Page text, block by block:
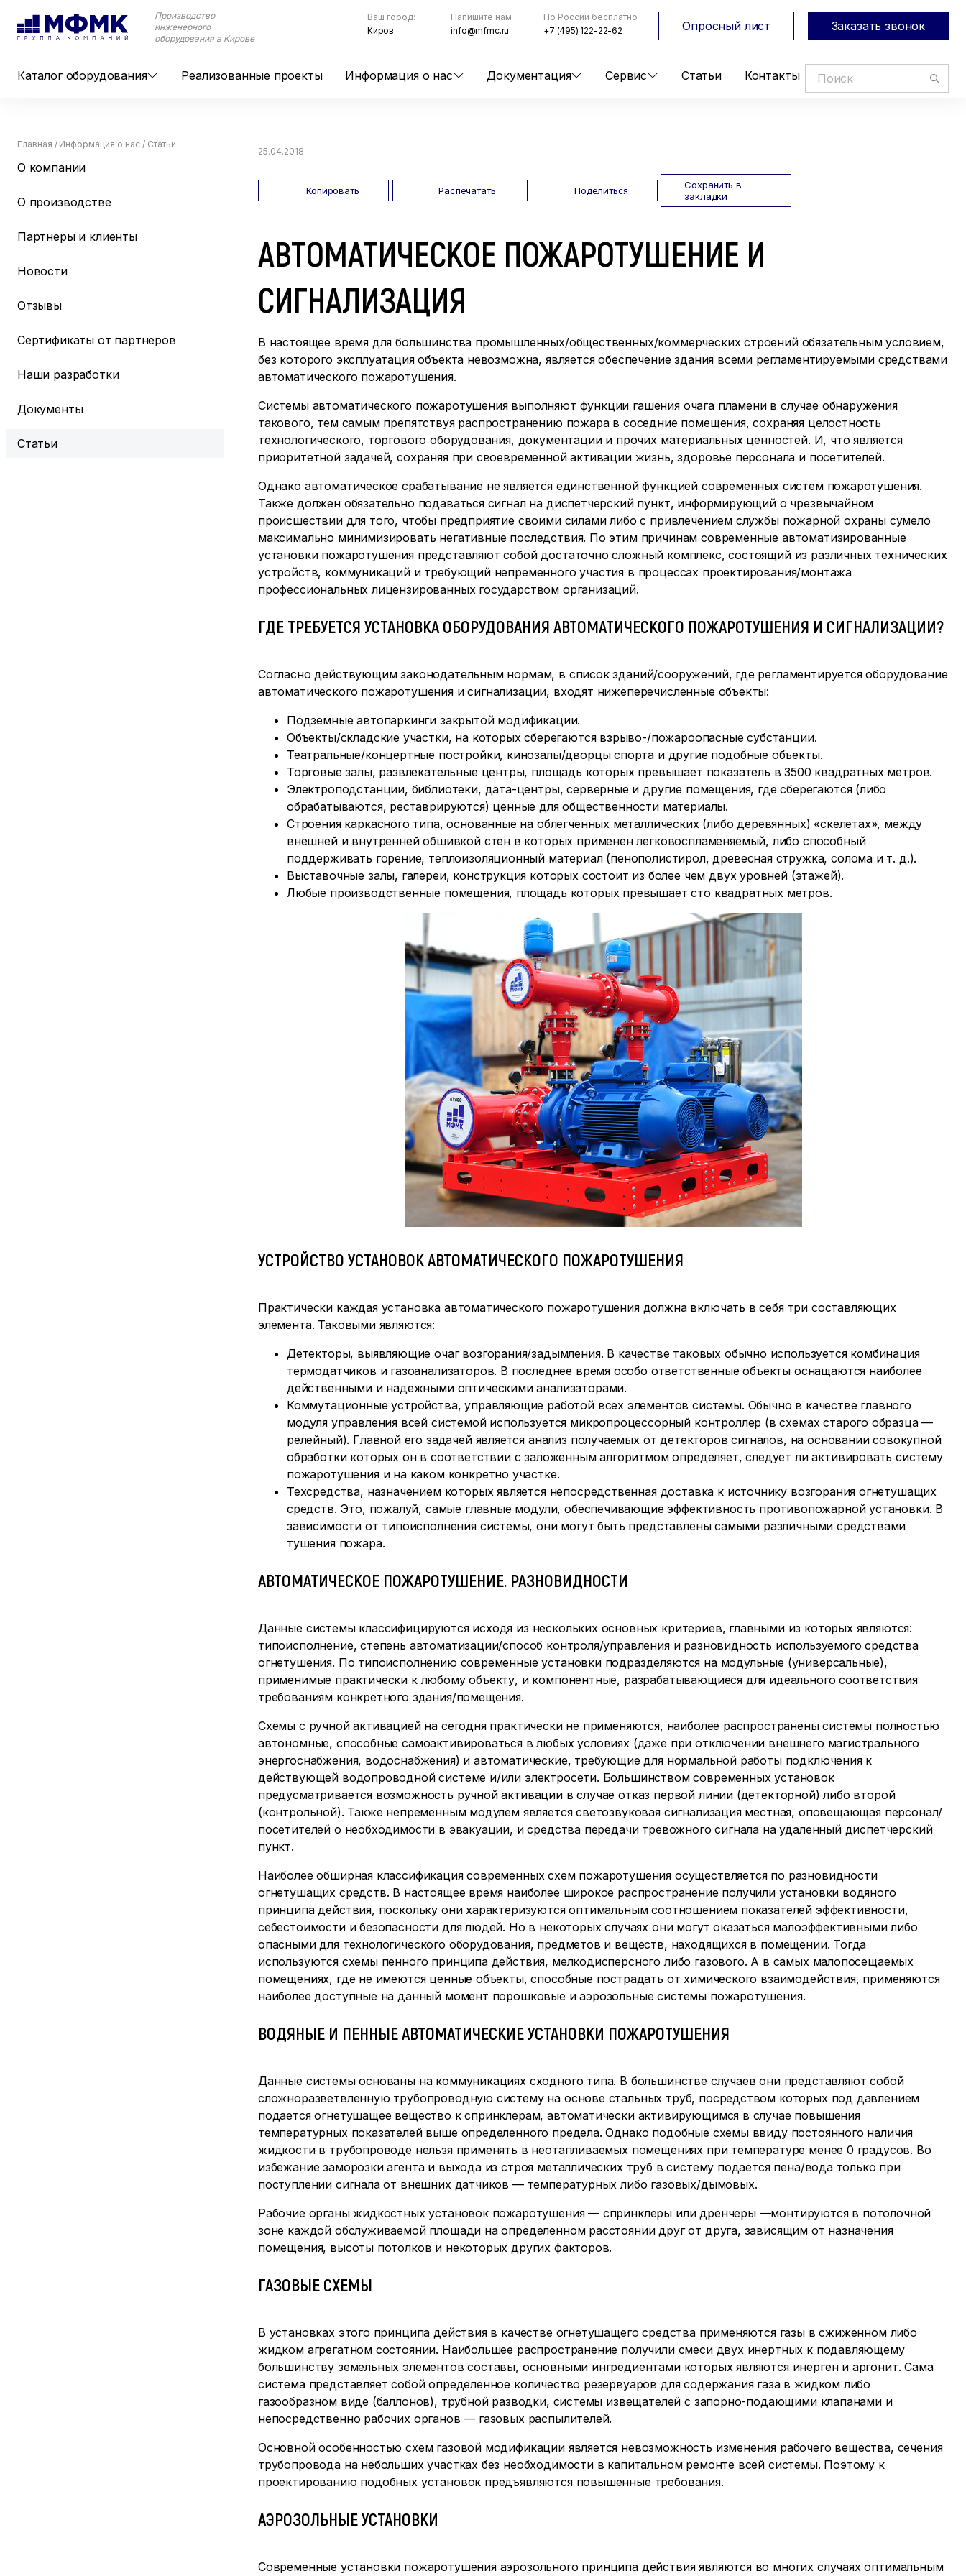
Производство
инженерного
оборудования в Кирове
Каталог оборудования Реализованные проекты Информация о нас Документация Сервис Статьи Контакты
Ваш город:
Киров
Напишите нам
info@mfmc.ru
По России бесплатно
+7 (495) 122-22-62
Опросный лист Заказать звонок
Главная / Информация о нас / Статьи
О компании
О производстве
Партнеры и клиенты
Новости
Отзывы
Сертификаты от партнеров
Наши разработки
Документы
Статьи
25.04.2018
Копировать Распечатать Поделиться
Сохранить в
закладки
АВТОМАТИЧЕСКОЕ ПОЖАРОТУШЕНИЕ И
СИГНАЛИЗАЦИЯ
В настоящее время для большинства промышленных/общественных/коммерческих строений обязательным условием,
без которого эксплуатация объекта невозможна, является обеспечение здания всеми регламентируемыми средствами
автоматического пожаротушения.
Системы автоматического пожаротушения выполняют функции гашения очага пламени в случае обнаружения
такового, тем самым препятствуя распространению пожара в соседние помещения, сохраняя целостность
технологического, торгового оборудования, документации и прочих материальных ценностей. И, что является
приоритетной задачей, сохраняя при своевременной активации жизнь, здоровье персонала и посетителей.
Однако автоматическое срабатывание не является единственной функцией современных систем пожаротушения.
Также должен обязательно подаваться сигнал на диспетчерский пункт, информирующий о чрезвычайном
происшествии для того, чтобы предприятие своими силами либо с привлечением службы пожарной охраны сумело
максимально минимизировать негативные последствия. По этим причинам современные автоматизированные
установки пожаротушения представляют собой достаточно сложный комплекс, состоящий из различных технических
устройств, коммуникаций и требующий непременного участия в процессах проектирования/монтажа
профессиональных лицензированных государством организаций.
ГДЕ ТРЕБУЕТСЯ УСТАНОВКА ОБОРУДОВАНИЯ АВТОМАТИЧЕСКОГО ПОЖАРОТУШЕНИЯ И СИГНАЛИЗАЦИИ?
Согласно действующим законодательным нормам, в список зданий/сооружений, где регламентируется оборудование
автоматического пожаротушения и сигнализации, входят нижеперечисленные объекты:
Подземные автопаркинги закрытой модификации.
Объекты/складские участки, на которых сберегаются взрыво-/пожароопасные субстанции.
Театральные/концертные постройки, кинозалы/дворцы спорта и другие подобные объекты.
Торговые залы, развлекательные центры, площадь которых превышает показатель в 3500 квадратных метров.
Электроподстанции, библиотеки, дата-центры, серверные и другие помещения, где сберегаются (либо
обрабатываются, реставрируются) ценные для общественности материалы.
Строения каркасного типа, основанные на облегченных металлических (либо деревянных) «скелетах», между
внешней и внутренней обшивкой стен в которых применен легковоспламеняемый, либо способный
поддерживать горение, теплоизоляционный материал (пенополистирол, древесная стружка, солома и т. д.).
Выставочные залы, галереи, конструкция которых состоит из более чем двух уровней (этажей).
Любые производственные помещения, площадь которых превышает сто квадратных метров.
УСТРОЙСТВО УСТАНОВОК АВТОМАТИЧЕСКОГО ПОЖАРОТУШЕНИЯ
Практически каждая установка автоматического пожаротушения должна включать в себя три составляющих
элемента. Таковыми являются:
Детекторы, выявляющие очаг возгорания/задымления. В качестве таковых обычно используется комбинация
термодатчиков и газоанализаторов. В последнее время особо ответственные объекты оснащаются наиболее
действенными и надежными оптическими анализаторами.
Коммутационные устройства, управляющие работой всех элементов системы. Обычно в качестве главного
модуля управления всей системой используется микропроцессорный контроллер (в схемах старого образца —
релейный). Главной его задачей является анализ получаемых от детекторов сигналов, на основании совокупной
обработки которых он в соответствии с заложенным алгоритмом определяет, следует ли активировать систему
пожаротушения и на каком конкретно участке.
Техсредства, назначением которых является непосредственная доставка к источнику возгорания огнетушащих
средств. Это, пожалуй, самые главные модули, обеспечивающие эффективность противопожарной установки. В
зависимости от типоисполнения системы, они могут быть представлены самыми различными средствами
тушения пожара.
АВТОМАТИЧЕСКОЕ ПОЖАРОТУШЕНИЕ. РАЗНОВИДНОСТИ
Данные системы классифицируются исходя из нескольких основных критериев, главными из которых являются:
типоисполнение, степень автоматизации/способ контроля/управления и разновидность используемого средства
огнетушения. По типоисполнению современные установки подразделяются на модульные (универсальные),
применимые практически к любому объекту, и компонентные, разрабатывающиеся для идеального соответствия
требованиям конкретного здания/помещения.
Схемы с ручной активацией на сегодня практически не применяются, наиболее распространены системы полностью
автономные, способные самоактивироваться в любых условиях (даже при отключении внешнего магистрального
энергоснабжения, водоснабжения) и автоматические, требующие для нормальной работы подключения к
действующей водопроводной системе и/или электросети. Большинством современных установок
предусматривается возможность ручной активации в случае отказ первой линии (детекторной) либо второй
(контрольной). Также непременным модулем является светозвуковая сигнализация местная, оповещающая персонал/
посетителей о необходимости в эвакуации, и средства передачи тревожного сигнала на удаленный диспетчерский
пункт.
Наиболее обширная классификация современных схем пожаротушения осуществляется по разновидности
огнетушащих средств. В настоящее время наиболее широкое распространение получили установки водяного
принципа действия, поскольку они характеризуются оптимальным соотношением показателей эффективности,
себестоимости и безопасности для людей. Но в некоторых случаях они могут оказаться малоэффективными либо
опасными для технологического оборудования, предметов и веществ, находящихся в помещении. Тогда
используются схемы пенного принципа действия, мелкодисперсного либо газового. А в самых малопосещаемых
помещениях, где не имеются ценные объекты, способные пострадать от химического взаимодействия, применяются
наиболее доступные на данный момент порошковые и аэрозольные системы пожаротушения.
ВОДЯНЫЕ И ПЕННЫЕ АВТОМАТИЧЕСКИЕ УСТАНОВКИ ПОЖАРОТУШЕНИЯ
Данные системы основаны на коммуникациях сходного типа. В большинстве случаев они представляют собой
сложноразветвленную трубопроводную систему на основе стальных труб, посредством которых под давлением
подается огнетушащее вещество к спринклерам, автоматически активирующимся в случае повышения
температурных показателей выше определенного предела. Однако подобные схемы ввиду постоянного наличия
жидкости в трубопроводе нельзя применять в неотапливаемых помещениях при температуре менее 0 градусов. Во
избежание заморозки агента и выхода из строя металлических труб в систему подается пена/вода только при
поступлении сигнала от внешних датчиков — температурных либо газовых/дымовых.
Рабочие органы жидкостных установок пожаротушения — спринклеры или дренчеры —монтируются в потолочной
зоне каждой обслуживаемой площади на определенном расстоянии друг от друга, зависящим от назначения
помещения, высоты потолков и некоторых других факторов.
ГАЗОВЫЕ СХЕМЫ
В установках этого принципа действия в качестве огнетушащего средства применяются газы в сжиженном либо
жидком агрегатном состоянии. Наибольшее распространение получили смеси двух инертных к подавляющему
большинству земельных элементов составы, основными ингредиентами которых являются инерген и аргонит. Сама
система представляет собой определенное количество резервуаров для содержания газа в жидком либо
газообразном виде (баллонов), трубной разводки, системы извещателей с запорно-подающими клапанами и
непосредственно рабочих органов — газовых распылителей.
Основной особенностью схем газовой модификации является невозможность изменения рабочего вещества, сечения
трубопровода на небольших участках без необходимости в капитальном ремонте всей системы. Поэтому к
проектированию подобных установок предъявляются повышенные требования.
АЭРОЗОЛЬНЫЕ УСТАНОВКИ
Современные установки пожаротушения аэрозольного принципа действия являются во многих случаях оптимальным